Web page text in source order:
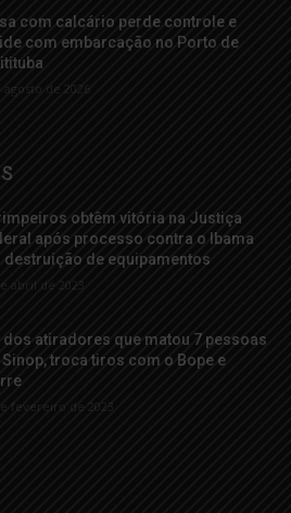
com calcário perde controle e
com embarcação no Porto de
agosto de 2026
obtêm vitória na Justiça
após processo contra o Ibama
destruição de equipamentos
abril de 2023
dos atiradores que matou 7 pessoas
Sinop, troca tiros com o Bope e
fevereiro de 2023